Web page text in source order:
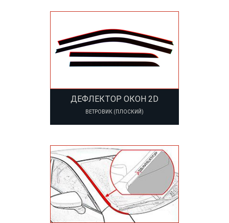
ДЕФЛЕКТОР ОКОН 2D
ВЕТРОВИК (ПЛОСКИЙ)